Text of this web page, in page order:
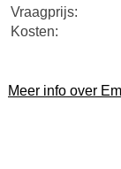
Vraagprijs:
Kosten:
Meer info over